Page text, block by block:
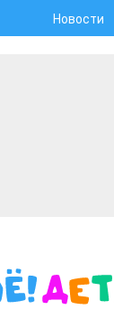
Новости